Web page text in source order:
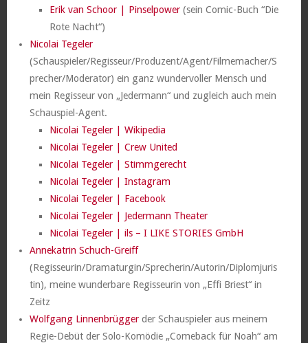
Erik van Schoor | Pinselpower(sein Comic-Buch “Die
Rote Nacht“)
Nicolai Tegeler
(Schauspieler/Regisseur/Produzent/Agent/Filmemacher/S
precher/Moderator) ein ganz wundervoller Mensch und
mein Regisseur von „Jedermann“ und zugleich auch mein
Schauspiel-Agent.
Nicolai Tegeler | Wikipedia
Nicolai Tegeler | Crew United
Nicolai Tegeler | Stimmgerecht
Nicolai Tegeler | Instagram
Nicolai Tegeler | Facebook
Nicolai Tegeler | Jedermann Theater
Nicolai Tegeler | ils – I LIKE STORIES GmbH
Annekatrin Schuch-Greiff
(Regisseurin/Dramaturgin/Sprecherin/Autorin/Diplomjuris
tin), meine wunderbare Regisseurin von „Effi Briest“ in
Zeitz
Wolfgang Linnenbrüggerder Schauspieler aus meinem
Regie-Debüt der Solo-Komödie „Comeback für Noah“ am